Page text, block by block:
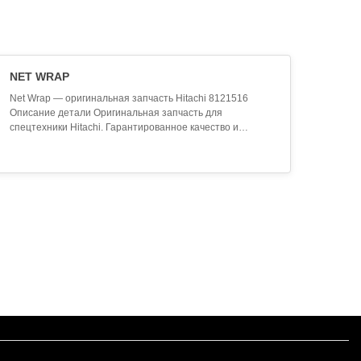
NET WRAP
Net Wrap — оригинальная запчасть Hitachi 8121516
Описание детали Оригинальная запчасть для
спецтехники Hitachi. Гарантированное качество и
Производитель: Hitachi Артикул (SKU): 8121516